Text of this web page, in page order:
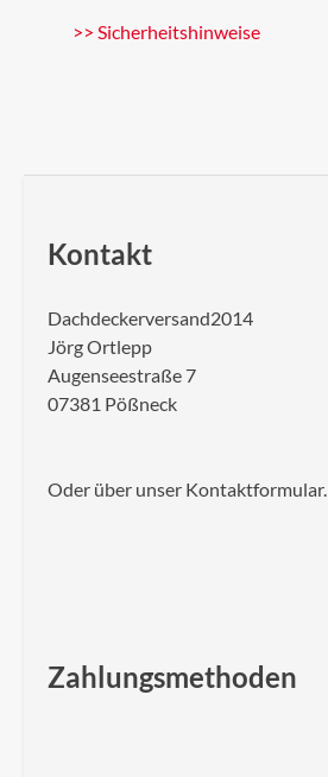
>> Sicherheitshinweise
Kontakt
Dachdeckerversand2014
Jörg Ortlepp
Augenseestraße 7
07381 Pößneck
Oder über unser Kontaktformular.
Zahlungsmethoden